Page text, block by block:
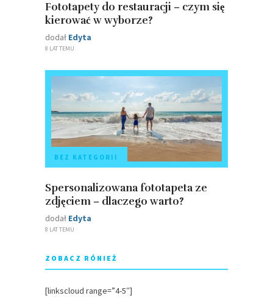
Fototapety do restauracji – czym się
kierować w wyborze?
dodał Edyta
8 LAT TEMU
BEZ KATEGORII
Spersonalizowana fototapeta ze
zdjęciem – dlaczego warto?
dodał Edyta
8 LAT TEMU
ZOBACZ RÓNIEŻ
[linkscloud range=”4-5″]